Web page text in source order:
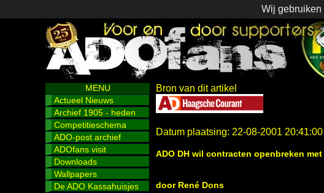
Wij gebruiken
MENU
Actueel Nieuws
Archief 1905 - heden
Competitieschema
ADO-post archief
ADOfans visit
Downloads
Wallpapers
De ADO Kassahuisjes
Bron van dit artikel
Datum plaatsing: 22-08-2001 20:41:00
ADO DH wil contracten openbreken
door René Dons